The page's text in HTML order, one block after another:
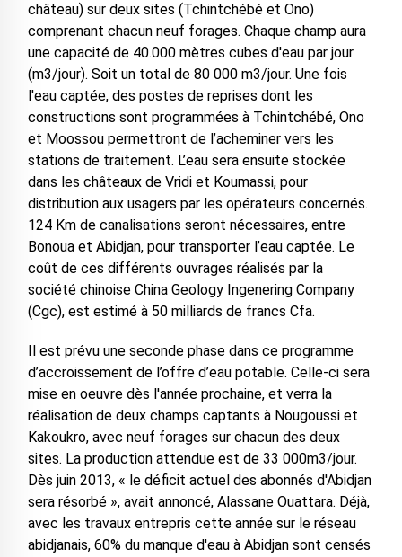
château) sur deux sites (Tchintchébé et Ono)
comprenant chacun neuf forages. Chaque champ aura
une capacité de 40.000 mètres cubes d'eau par jour
(m3/jour). Soit un total de 80 000 m3/jour. Une fois
l'eau captée, des postes de reprises dont les
constructions sont programmées à Tchintchébé, Ono
et Moossou permettront de l’acheminer vers les
stations de traitement. L’eau sera ensuite stockée
dans les châteaux de Vridi et Koumassi, pour
distribution aux usagers par les opérateurs concernés.
124 Km de canalisations seront nécessaires, entre
Bonoua et Abidjan, pour transporter l’eau captée. Le
coût de ces différents ouvrages réalisés par la
société chinoise China Geology Ingenering Company
(Cgc), est estimé à 50 milliards de francs Cfa.
Il est prévu une seconde phase dans ce programme
d’accroissement de l’offre d’eau potable. Celle-ci sera
mise en oeuvre dès l'année prochaine, et verra la
réalisation de deux champs captants à Nougoussi et
Kakoukro, avec neuf forages sur chacun des deux
sites. La production attendue est de 33 000m3/jour.
Dès juin 2013, « le déficit actuel des abonnés d'Abidjan
sera résorbé », avait annoncé, Alassane Ouattara. Déjà,
avec les travaux entrepris cette année sur le réseau
abidjanais, 60% du manque d'eau à Abidjan sont censés